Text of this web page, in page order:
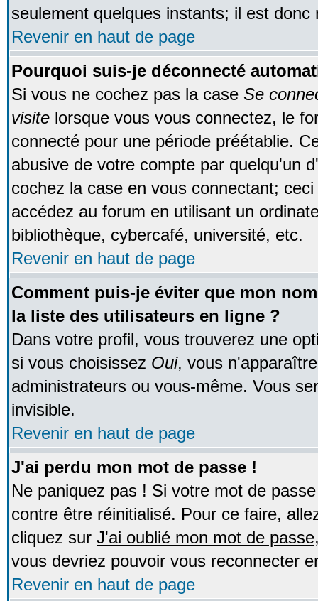
seulement quelques instants; il est
Revenir en haut de page
Pourquoi suis-je déconnecté
Si vous ne cochez pas la case Se
visite lorsque vous vous connectez, le
connecté pour une période préétablie.
abusive de votre compte par quelqu'un
cochez la case en vous connectant;
accédez au forum en utilisant un
bibliothèque, cybercafé, université, etc.
Revenir en haut de page
Comment puis-je éviter que mon
la liste des utilisateurs en ligne ?
Dans votre profil, vous trouverez une
si vous choisissez Oui, vous
administrateurs ou vous-même. Vous
invisible.
Revenir en haut de page
J'ai perdu mon mot de passe !
Ne paniquez pas ! Si votre mot de
contre être réinitialisé. Pour ce faire,
cliquez sur J'ai oublié mon mot de passe
vous devriez pouvoir vous reconnecter
Revenir en haut de page